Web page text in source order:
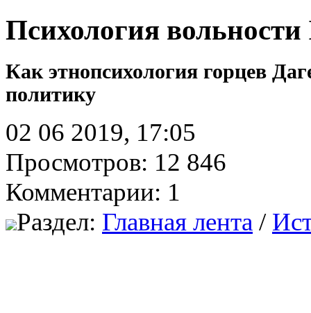
Психология
Как этнопсихология горцев
политику
02 06 2019, 17:05
Просмотров: 12 846
Комментарии: 1
Раздел: Главная лента /